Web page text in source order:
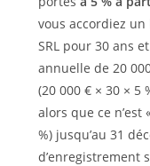
vous accordiez
SRL pour 30 ans
annuelle de 20
(20 000 € × 30 × 5
alors que ce n’est
%) jusqu’au 31
d’enregistrement